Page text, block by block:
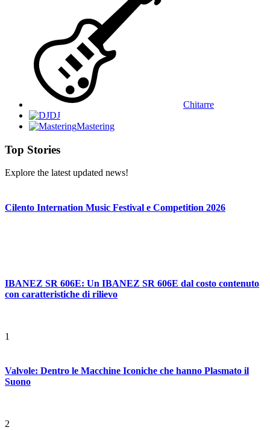
Chitarre
DJ
Mastering
Top Stories
Explore the latest updated news!
Cilento Internation Music Festival e Competition 2026
IBANEZ SR 606E: Un IBANEZ SR 606E dal costo contenuto
con caratteristiche di rilievo
1
Valvole: Dentro le Macchine Iconiche che hanno Plasmato il
Suono
2